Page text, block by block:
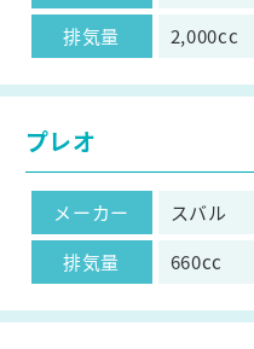
排気量
2,000cc
プレオ
メーカー スバル
排気量
660cc